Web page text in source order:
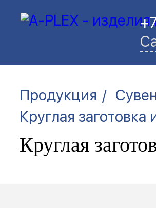
Продукция /
Круглая заготовка
Круглая